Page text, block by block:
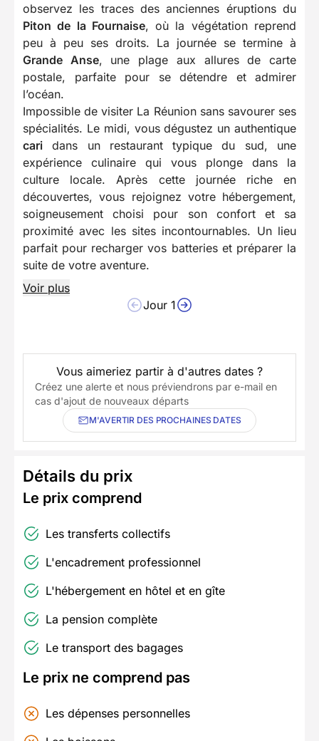
observez les traces des anciennes éruptions du
Piton de la Fournaise, où la végétation reprend
peu à peu ses droits. La journée se termine à
Grande Anse, une plage aux allures de carte
postale, parfaite pour se détendre et admirer
l’océan.
Impossible de visiter La Réunion sans savourer ses
spécialités. Le midi, vous dégustez un authentique
cari dans un restaurant typique du sud, une
expérience culinaire qui vous plonge dans la
culture locale. Après cette journée riche en
découvertes, vous rejoignez votre hébergement,
soigneusement choisi pour son confort et sa
proximité avec les sites incontournables. Un lieu
parfait pour recharger vos batteries et préparer la
suite de votre aventure.
Voir plus
Jour 1
Vous aimeriez partir à d'autres dates ?
Créez une alerte et nous préviendrons par e-mail en
cas d'ajout de nouveaux départs
M'AVERTIR DES PROCHAINES DATES
Détails du prix
Le prix comprend
Les transferts collectifs
L'encadrement professionnel
L'hébergement en hôtel et en gîte
La pension complète
Le transport des bagages
Le prix ne comprend pas
Les dépenses personnelles